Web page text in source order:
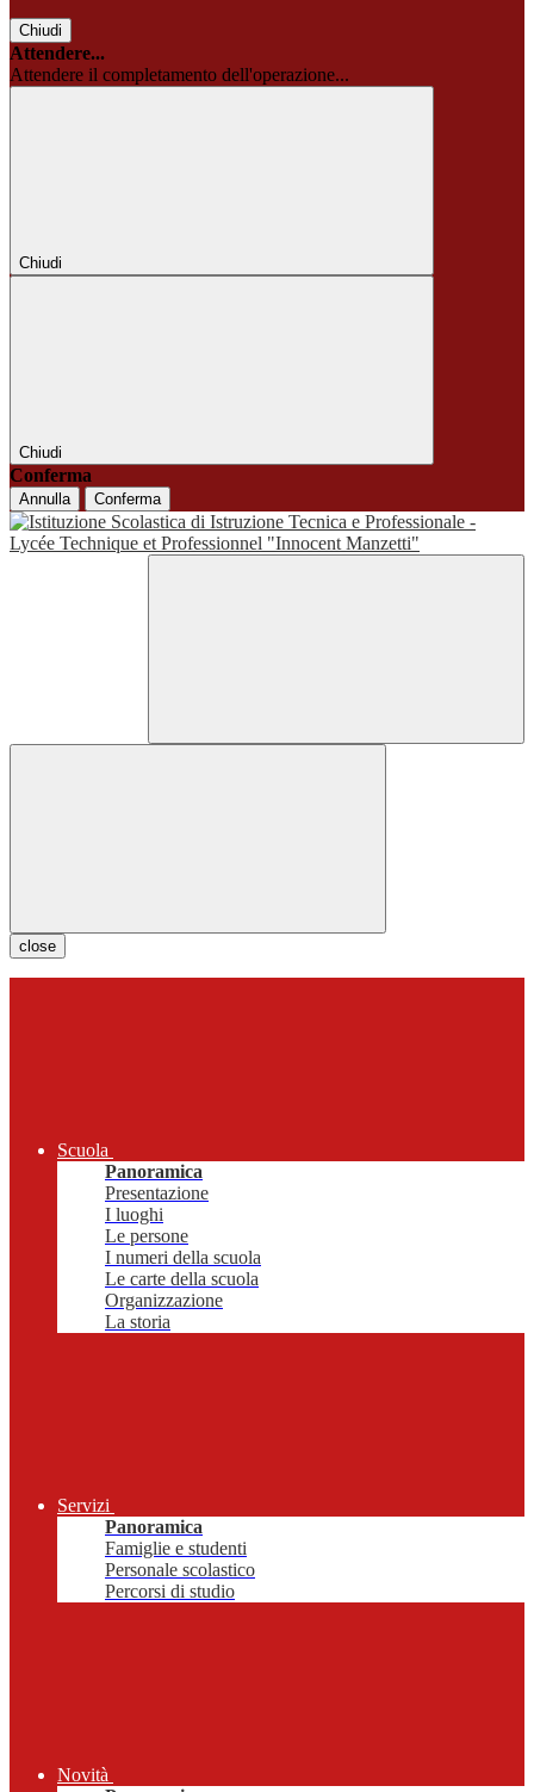
Chiudi
Attendere...
Attendere il completamento dell'operazione...
Chiudi
Chiudi
Conferma
Annulla Conferma
close
Scuola
Panoramica
Presentazione
I luoghi
Le persone
I numeri della scuola
Le carte della scuola
Organizzazione
La storia
Servizi
Panoramica
Famiglie e studenti
Personale scolastico
Percorsi di studio
Novità